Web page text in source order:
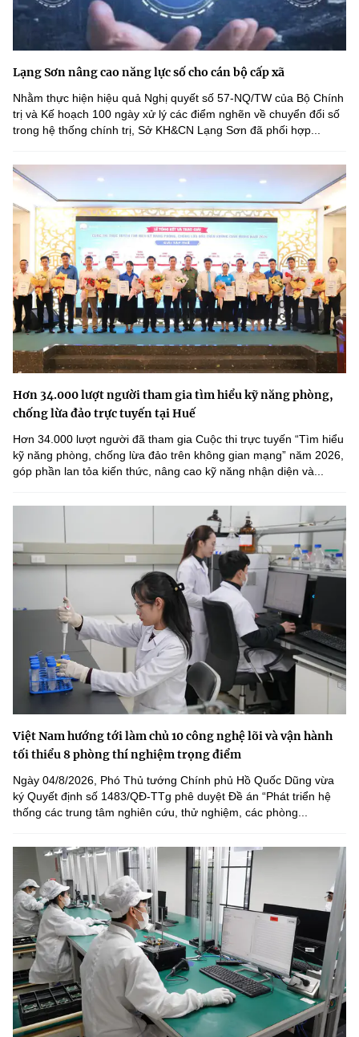
Lạng Sơn nâng cao năng lực số cho cán bộ cấp xã
Nhằm thực hiện hiệu quả Nghị quyết số 57-NQ/TW của Bộ Chính
trị và Kế hoạch 100 ngày xử lý các điểm nghẽn về chuyển đổi số
trong hệ thống chính trị, Sở KH&CN Lạng Sơn đã phối hợp...
Hơn 34.000 lượt người tham gia tìm hiểu kỹ năng phòng,
chống lừa đảo trực tuyến tại Huế
Hơn 34.000 lượt người đã tham gia Cuộc thi trực tuyến “Tìm hiểu
kỹ năng phòng, chống lừa đảo trên không gian mạng” năm 2026,
góp phần lan tỏa kiến thức, nâng cao kỹ năng nhận diện và...
Việt Nam hướng tới làm chủ 10 công nghệ lõi và vận hành
tối thiểu 8 phòng thí nghiệm trọng điểm
Ngày 04/8/2026, Phó Thủ tướng Chính phủ Hồ Quốc Dũng vừa
ký Quyết định số 1483/QĐ-TTg phê duyệt Đề án “Phát triển hệ
thống các trung tâm nghiên cứu, thử nghiệm, các phòng...